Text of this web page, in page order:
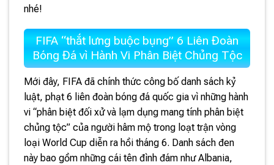
nhé!
FIFA “thắt lưng buộc bụng” 6 Liên Đoàn
Bóng Đá vì Hành Vi Phân Biệt Chủng Tộc
Mới đây, FIFA đã chính thức công bố danh sách kỷ
luật, phạt 6 liên đoàn bóng đá quốc gia vì những hành
vi “phân biệt đối xử và lạm dụng mang tính phân biệt
chủng tộc” của người hâm mộ trong loạt trận vòng
loại World Cup diễn ra hồi tháng 6. Danh sách đen
này bao gồm những cái tên đình đám như Albania,